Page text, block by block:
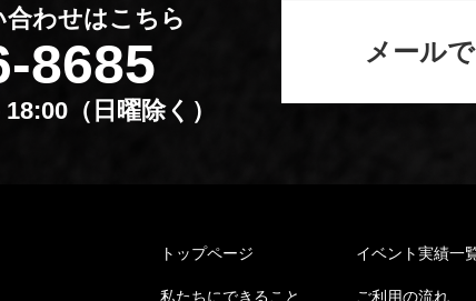
キサー・PinPやキー合成、テロッ
・本体に静止画を16個登録可能
発メモリー）。BMP、JPEG、
アルファ・チャンネル付 ）に対応
・USB、RS-232、LAN、
、Bluetooth、フット・コント
わせはこちら
8685
（⽇曜除く）
メール
トップページ
私たちにできること
イベント実績⼀
ご利⽤の流れ